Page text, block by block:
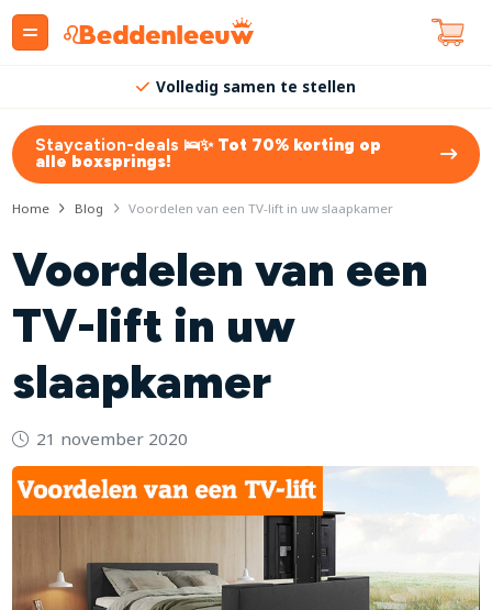
Volledig samen te stellen
Staycation-deals 🛌✨Tot 70% korting op
alle boxsprings!
Home Blog Voordelen van een TV-lift in uw slaapkamer
Voordelen van een
TV-lift in uw
slaapkamer
21 november 2020